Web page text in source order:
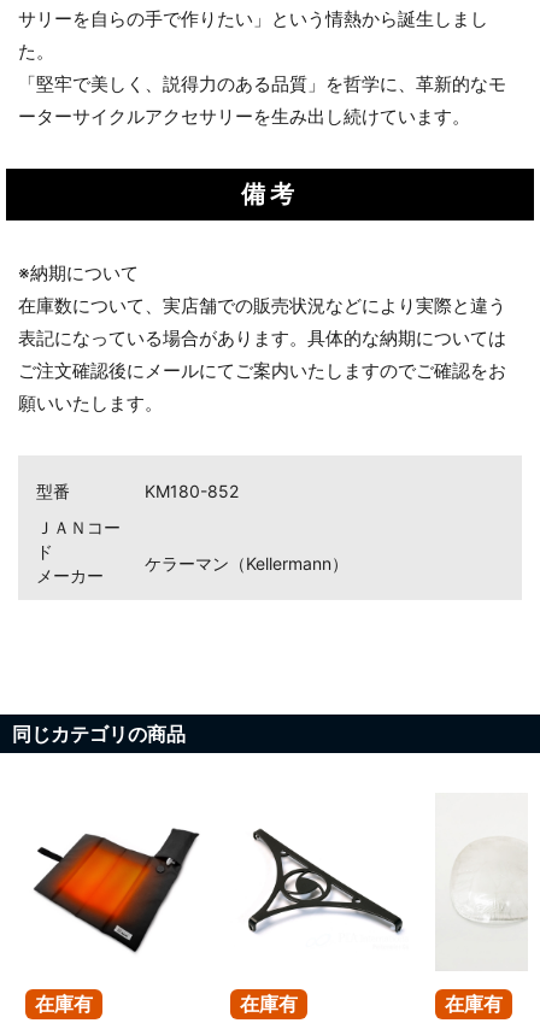
サリーを自らの手で作りたい」という情熱から誕生しまし
た。
「堅牢で美しく、説得力のある品質」を哲学に、革新的なモ
ーターサイクルアクセサリーを生み出し続けています。
備考
※納期について
在庫数について、実店舗での販売状況などにより実際と違う
表記になっている場合があります。具体的な納期については
ご注文確認後にメールにてご案内いたしますのでご確認をお
願いいたします。
型番
KM180-852
ＪＡＮコー
ド
メーカー
ケラーマン（Kellermann）
お買い物を続ける カートへ進む
同じカテゴリの商品
在庫有
在庫有
在庫有